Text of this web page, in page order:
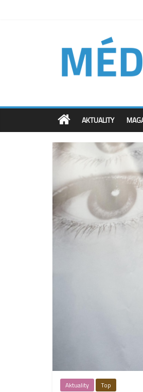
AKTUALITY
Aktuality Top